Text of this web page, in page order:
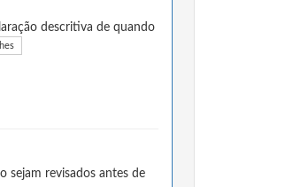
descritiva de quando
sejam revisados antes de